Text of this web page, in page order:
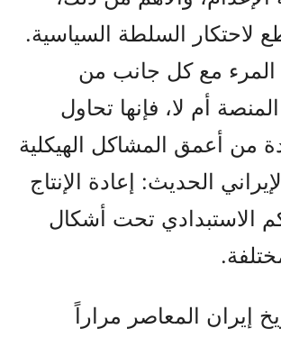
لاحتكار السلطة السياسية.
المرء مع كل جانب من
أم لا، فإنها تحاول
من أعمق المشاكل الهيكلية
الحديث: إعادة الإنتاج
الاستبدادي تحت أشكال
إيران المعاصر مراراً